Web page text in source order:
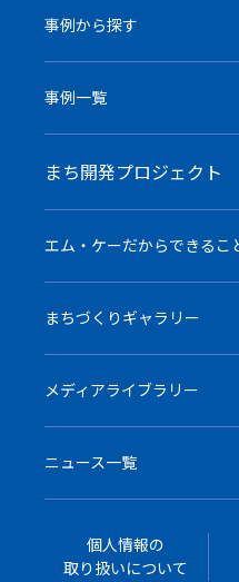
事例から探す
事例一覧
まち開発プロジェクト
エム・ケーだからできるこ
まちづくりギャラリー
メディアライブラリー
ニュース一覧
個人情報の
取り扱いについて